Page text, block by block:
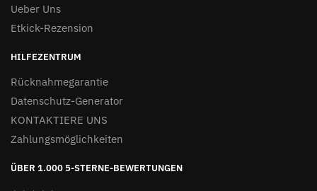
Ueber Uns
Etkick-Rezension
HILFEZENTRUM
Rücknahmegarantie
Datenschutz-Generator
KONTAKTIERE UNS
Zahlungsmöglichkeiten
ÜBER 1.000 5-STERNE-BEWERTUNGEN